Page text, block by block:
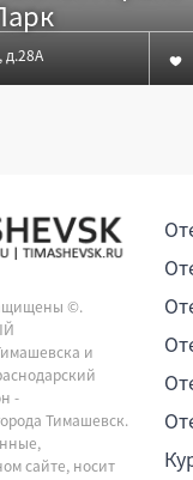
Дагомыс
©.
и
-
Тимашевск.
сайте, носит